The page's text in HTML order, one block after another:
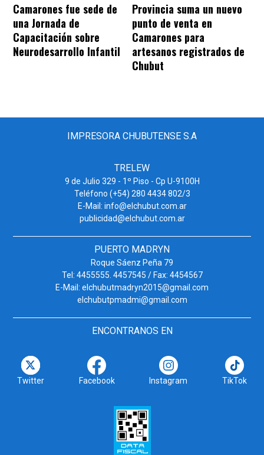
Camarones fue sede de
una Jornada de
Capacitación sobre
Neurodesarrollo Infantil
Provincia suma un nuevo
punto de venta en
Camarones para
artesanos registrados de
Chubut
IMPRESORA CHUBUTENSE S.A
TRELEW
9 de Julio 329 - 1º Piso - Cp U-9100H
Teléfono (+54) 280 4434 802/3
E-Mail: info@elchubut.com.ar
publicidad@elchubut.com.ar
PUERTO MADRYN
Roque Sáenz Peña 79
Tel: 4455555. 4457545 / Fax: 4454567
E-Mail: elchubutmadryn2015@gmail.com
elchubutpmadmi@gmail.com
ENCONTRANOS EN
Twitter Facebook Instagram TikTok